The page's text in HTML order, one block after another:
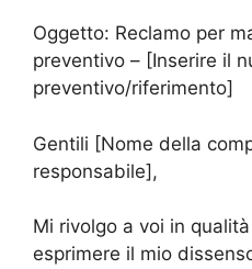
Oggetto: Reclamo per
preventivo – [Inserire il
preventivo/riferimento]
Gentili [Nome della
responsabile],
Mi rivolgo a voi in
esprimere il mio